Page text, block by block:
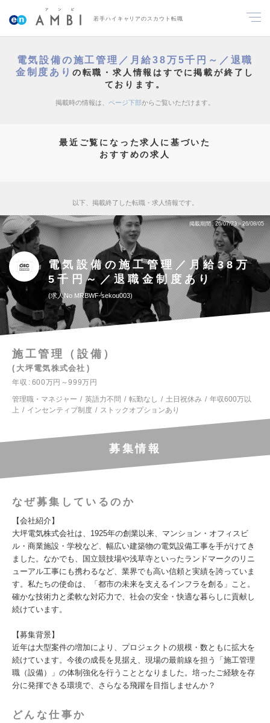
若手ハイキャリアのスカウト転職
電気設備の施工管理／月給38万5千円～／退職
金制度あり の転職・求人情報はすでに掲載が終了し
ております。
掲載時の情報は、 ページ下部からご覧いただけます。
最近ご覧になった求人に基づいた
おすすめの求人
以下、掲載終了した転職・求人情報です。
掲載期間 26/07/23～26/08/05
電気設備の施工管理／月給38万
5千円～／退職金制度あり
求人No.MRBWF-sekou003
施工管理（設備）
大坪電気株式会社
年収
600万円～999万円
管理職・マネジャー
英語力不問 転勤なし 土日祝休み
年収600万以
上
インセンティブ制度 ストックオプションあり
募集情報
なぜ募集しているのか
【会社紹介】
大坪電気株式会社は、1925年の創業以来、マンション・オフィスビ
ル・商業施設・学校など、幅広い建築物の電気設備工事を手がけてき
ました。なかでも、国立競技場や浅草寺といったランドマークのリニ
ューアル工事にも携わるなど、業界でも高い信頼と実績を誇っていま
す。私たちの使命は、「都市の未来を支えるインフラを創る」こと。
確かな技術力と柔軟な対応力で、社会の安全・快適な暮らしに貢献し
続けています。
【募集背景】
近年は大型案件の増加により、プロジェクトの規模・数ともに拡大を
続けています。今後の成長を見据え、現場の最前線を担う「施工管理
職（設備）」の体制強化を行うこととなりました。培ったご経験を存
分に発揮できる環境で、さらなる飛躍を目指しませんか？
どんな仕事か